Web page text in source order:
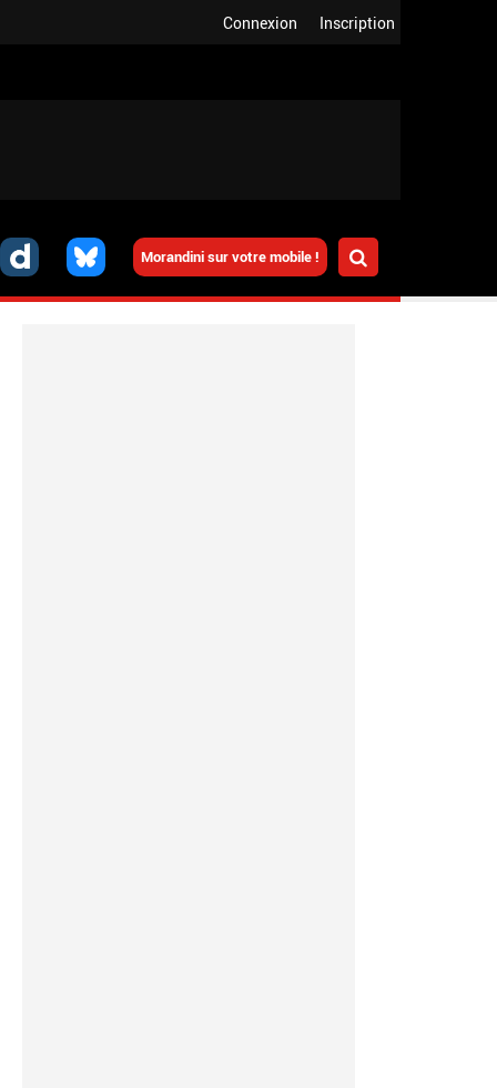
Inscription
Connexion
Morandini sur votre mobile !